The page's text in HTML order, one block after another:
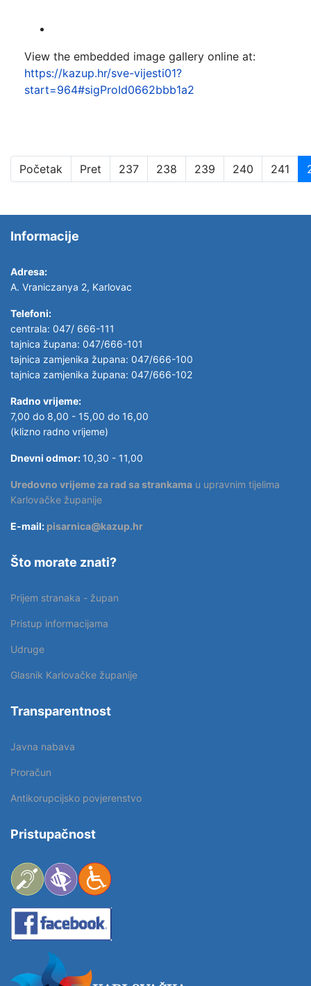
View the embedded image gallery online at:
https://kazup.hr/sve-vijesti01?
start=964#sigProId0662bbb1a2
Početak Pret 237 238 239 240 241
Informacije
Adresa:
A. Vraniczanya 2, Karlovac
Telefoni:
centrala: 047/ 666-111
tajnica župana: 047/666-101
tajnica zamjenika župana: 047/666-100
tajnica zamjenika župana: 047/666-102
Radno vrijeme:
7,00 do 8,00 - 15,00 do 16,00
(klizno radno vrijeme)
Dnevni odmor: 10,30 - 11,00
Uredovno vrijeme za rad sa strankama u upravnim tijelima
Karlovačke županije
E-mail: pisarnica@kazup.hr
Što morate znati?
Prijem stranaka - župan
Pristup informacijama
Udruge
Glasnik Karlovačke županije
Transparentnost
Javna nabava
Proračun
Antikorupcijsko povjerenstvo
Pristupačnost